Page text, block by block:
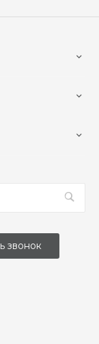
звонок